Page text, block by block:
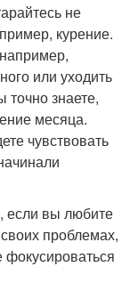
не
курение.
или уходить
знаете,
месяца.
чувствовать
если вы любите
проблемах,
фокусироваться